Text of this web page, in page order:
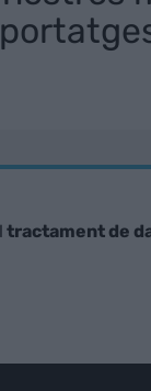
tractament de